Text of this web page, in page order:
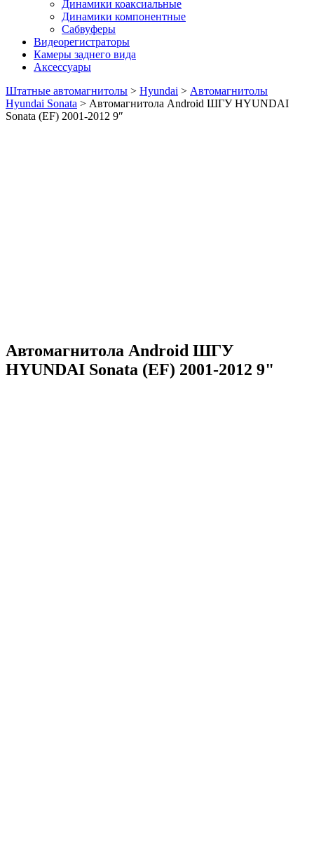
Динамики коаксиальные
Динамики компонентные
Сабвуферы
Видеорегистраторы
Камеры заднего вида
Аксессуары
Штатные автомагнитолы > Hyundai > Автомагнитолы
Hyundai Sonata > Автомагнитола Android ШГУ HYUNDAI
Sonata (EF) 2001-2012 9″
Автомагнитола Android ШГУ
HYUNDAI Sonata (EF) 2001-2012 9"